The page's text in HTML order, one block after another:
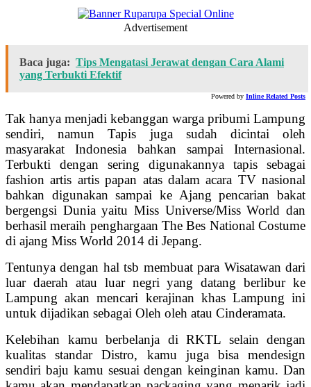
Advertisement
Baca juga: Tips Mengatasi Jerawat dengan Cara Alami
yang Terbukti Efektif
Powered by Inline Related Posts
Tak hanya menjadi kebanggan warga pribumi Lampung
sendiri, namun Tapis juga sudah dicintai oleh
masyarakat Indonesia bahkan sampai Internasional.
Terbukti dengan sering digunakannya tapis sebagai
fashion artis artis papan atas dalam acara TV nasional
bahkan digunakan sampai ke Ajang pencarian bakat
bergengsi Dunia yaitu Miss Universe/Miss World dan
berhasil meraih penghargaan The Bes National Costume
di ajang Miss World 2014 di Jepang.
Tentunya dengan hal tsb membuat para Wisatawan dari
luar daerah atau luar negri yang datang berlibur ke
Lampung akan mencari kerajinan khas Lampung ini
untuk dijadikan sebagai Oleh oleh atau Cinderamata.
Kelebihan kamu berbelanja di RKTL selain dengan
kualitas standar Distro, kamu juga bisa mendesign
sendiri baju kamu sesuai dengan keinginan kamu. Dan